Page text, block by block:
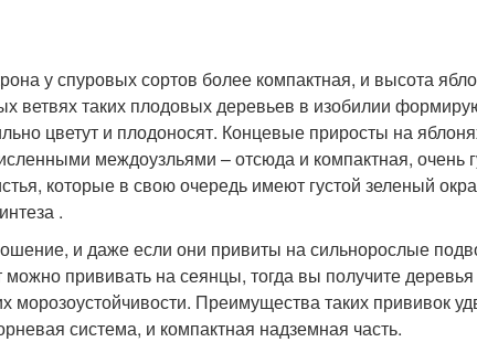
у спуровых сортов более компактная, и высота
ветвях таких плодовых деревьев в изобилии
цветут и плодоносят. Концевые приросты на
междоузльями – отсюда и компактная, очень
которые в свою очередь имеют густой зеленый
.
и даже если они привиты на сильнорослые
прививать на сеянцы, тогда вы получите
морозоустойчивости. Преимущества таких прививок
система, и компактная надземная часть.